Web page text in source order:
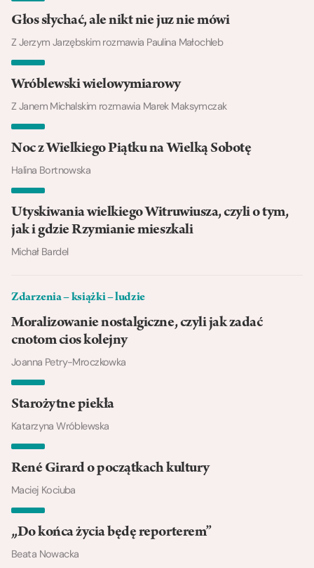
Głos słychać, ale nikt nie juz nie mówi
Z Jerzym Jarzębskim rozmawia Paulina Małochleb
Wróblewski wielowymiarowy
Z Janem Michalskim rozmawia Marek Maksymczak
Noc z Wielkiego Piątku na Wielką Sobotę
Halina Bortnowska
Utyskiwania wielkiego Witruwiusza, czyli o tym,
jak i gdzie Rzymianie mieszkali
Michał Bardel
Zdarzenia – książki – ludzie
Moralizowanie nostalgiczne, czyli jak zadać
cnotom cios kolejny
Joanna Petry-Mroczkowka
Starożytne piekła
Katarzyna Wróblewska
René Girard o początkach kultury
Maciej Kociuba
„Do końca życia będę reporterem”
Beata Nowacka